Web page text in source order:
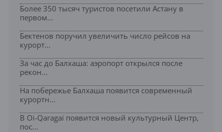
Более 350 тысяч туристов посетили Астану в
первом...
Бектенов поручил увеличить число рейсов на
курорт...
За час до Балхаша: аэропорт открылся после
рекон...
На побережье Балхаша появится современный
курортн...
В Oi-Qaragai появится новый культурный Центр,
пос...